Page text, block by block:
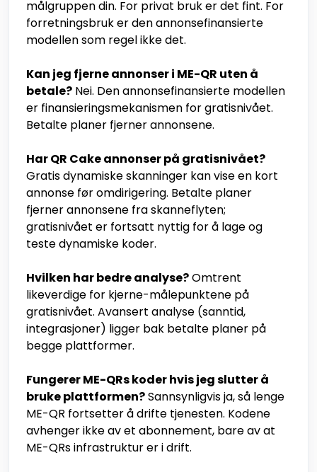
målgruppen din. For privat bruk er det fint. For
forretningsbruk er den annonsefinansierte
modellen som regel ikke det.
Kan jeg fjerne annonser i ME-QR uten å
betale? Nei. Den annonsefinansierte modellen
er finansieringsmekanismen for gratisnivået.
Betalte planer fjerner annonsene.
Har QR Cake annonser på gratisnivået?
Gratis dynamiske skanninger kan vise en kort
annonse før omdirigering. Betalte planer
fjerner annonsene fra skanneflyten;
gratisnivået er fortsatt nyttig for å lage og
teste dynamiske koder.
Hvilken har bedre analyse?Omtrent
likeverdige for kjerne-målepunktene på
gratisnivået. Avansert analyse (sanntid,
integrasjoner) ligger bak betalte planer på
begge plattformer.
Fungerer ME-QRs koder hvis jeg slutter å
bruke plattformen?Sannsynligvis ja, så lenge
ME-QR fortsetter å drifte tjenesten. Kodene
avhenger ikke av et abonnement, bare av at
ME-QRs infrastruktur er i drift.